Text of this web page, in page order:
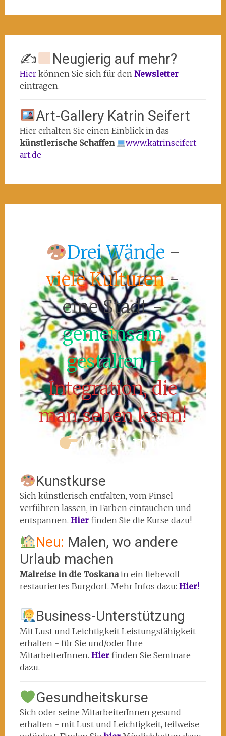
✍ Neugierig auf mehr?
Hierkönnen Sie sich für den Newsletter
eintragen.
Art-Gallery Katrin Seifert
Hier erhalten Sie einen Einblick in das
künstlerische Schaffen
www.katrinseifert-
art.de
Drei Wände -
viele Kulturen-
eine Stadt -
gemeinsam
gestalten -
Integration, die
man sehen kann!
Mach mit!
Kunstkurse
Sich künstlerisch entfalten, vom Pinsel
verführen lassen, in Farben eintauchen und
entspannen. Hier finden Sie die Kurse dazu!
Neu: Malen, wo andere
Urlaub machen
Malreise in die Toskanain ein liebevoll
restauriertes Burgdorf. Mehr Infos dazu: Hier!
Business-Unterstützung
Mit Lust und Leichtigkeit Leistungsfähigkeit
erhalten - für Sie und/oder Ihre
MitarbeiterInnen. Hier finden Sie Seminare
dazu.
Gesundheitskurse
Sich oder seine MitarbeiterInnen gesund
erhalten - mit Lust und Leichtigkeit, teilweise